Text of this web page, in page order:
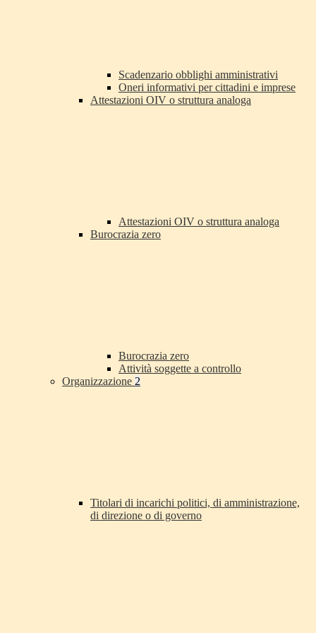
Scadenzario obblighi amministrativi
Oneri informativi per cittadini e imprese
Attestazioni OIV o struttura analoga
Attestazioni OIV o struttura analoga
Burocrazia zero
Burocrazia zero
Attività soggette a controllo
Organizzazione 2
Titolari di incarichi politici, di amministrazione,
di direzione o di governo